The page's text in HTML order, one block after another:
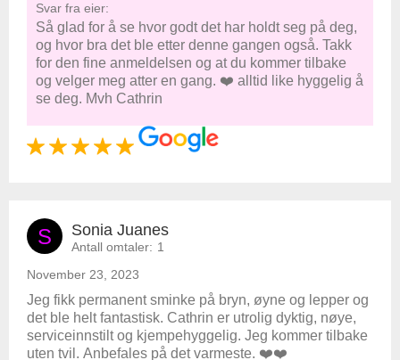
Svar fra eier:
Så glad for å se hvor godt det har holdt seg på deg,
og hvor bra det ble etter denne gangen også. Takk
for den fine anmeldelsen og at du kommer tilbake
og velger meg atter en gang. ❤️ alltid like hyggelig å
se deg. Mvh Cathrin
S Sonia Juanes
Antall omtaler: 1
November 23, 2023
Jeg fikk permanent sminke på bryn, øyne og lepper og
det ble helt fantastisk. Cathrin er utrolig dyktig, nøye,
serviceinnstilt og kjempehyggelig. Jeg kommer tilbake
uten tvil. Anbefales på det varmeste. ❤️❤️